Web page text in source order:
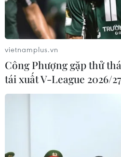
TIN CÙNG CHUYÊN
Tiêu chí mới phân loại doanh
để thực hiện cơ cấu lại vốn
06/08/2026 15:08
06/08/2026 06:40
vietnamplus.vn
Công Phượng gặp thử
tái xuất V-League 2026/27